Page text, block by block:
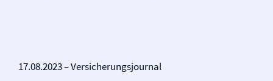
17.08.2023 – Versicherungsjournal